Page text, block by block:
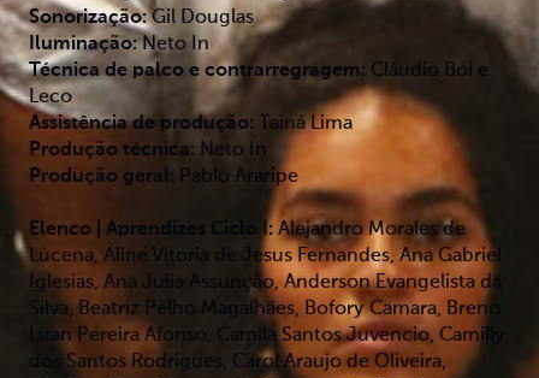
Sonorização:Gil Douglas
Iluminação:Neto In
Técnica de palco e contrarregragem: Cláudio Boi e
Leco
Assistência de produção: Tainá Lima
Produção técnica: Neto In
Produção geral: Pablo Araripe
Elenco | Aprendizes Ciclo I: Alejandro Morales de
Lucena, Aline Vitoria de Jesus Fernandes, Ana Gabriel
Iglesias, Ana Julia Assunção, Anderson Evangelista da
Silva, Beatriz Pelho Magalhães, Bofory Camara, Breno
Luan Pereira Afonso, Camila Santos Juvencio, Camilly
dos Santos Rodrigues, Carol Araujo de Oliveira,